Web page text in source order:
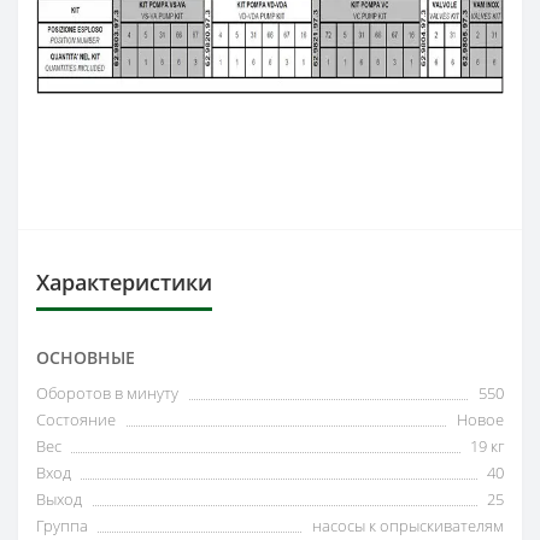
Характеристики
ОСНОВНЫЕ
Оборотов в минуту
550
Состояние
Новое
Вес
19 кг
Вход
40
Выход
25
Группа
насосы к опрыскивателям